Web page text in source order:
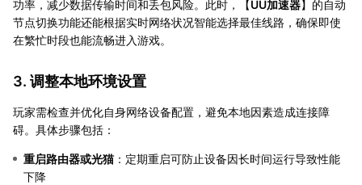
功率，减少数据传输时间和丢包风险。此时，【UU加速器】的自动
节点切换功能还能根据实时网络状况智能选择最佳线路，确保即使
在繁忙时段也能流畅进入游戏。
3. 调整本地环境设置
玩家需检查并优化自身网络设备配置，避免本地因素造成连接障
碍。具体步骤包括：
重启路由器或光猫 ：定期重启可防止设备因长时间运行导致性能
下降